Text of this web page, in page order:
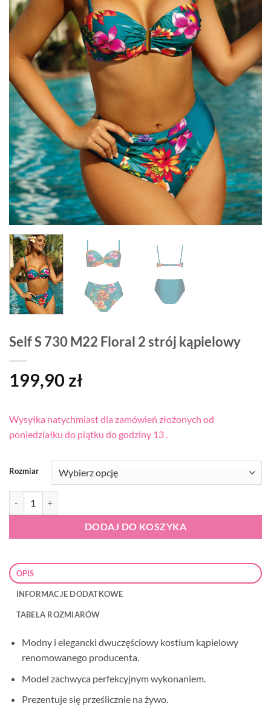
Self S 730 M22 Floral 2 strój kąpielowy
199,90 zł
Wysyłka natychmiast dla zamówień złożonych od
poniedziałku do piątku do godziny 13 .
Rozmiar
DODAJ DO KOSZYKA
OPIS
INFORMACJE DODATKOWE
TABELA ROZMIARÓW
Modny i elegancki dwuczęściowy kostium kąpielowy
renomowanego producenta.
Model zachwyca perfekcyjnym wykonaniem.
Prezentuje się prześlicznie na żywo.